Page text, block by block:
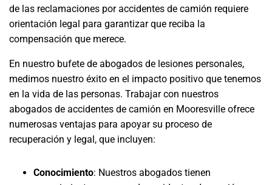
de las reclamaciones por accidentes de camión requiere
orientación legal para garantizar que reciba la
compensación que merece.
En nuestro bufete de abogados de lesiones personales,
medimos nuestro éxito en el impacto positivo que tenemos
en la vida de las personas. Trabajar con nuestros
abogados de accidentes de camión en Mooresville ofrece
numerosas ventajas para apoyar su proceso de
recuperación y legal, que incluyen:
Conocimiento: Nuestros abogados tienen